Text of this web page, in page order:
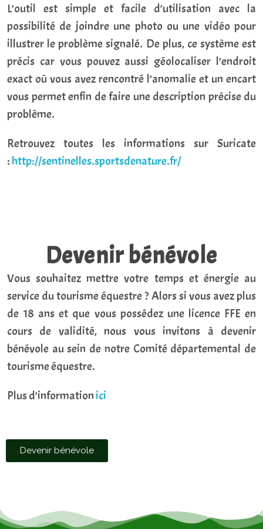
L’outil est simple et facile d’utilisation avec la
possibilité de joindre une photo ou une vidéo pour
illustrer le problème signalé. De plus, ce système est
précis car vous pouvez aussi géolocaliser l’endroit
exact où vous avez rencontré l’anomalie et un encart
vous permet enfin de faire une description précise du
problème.
Retrouvez toutes les informations sur Suricate
: http://sentinelles.sportsdenature.fr/
Devenir bénévole
Vous souhaitez mettre votre temps et énergie au
service du tourisme équestre ? Alors si vous avez plus
de 18 ans et que vous possédez une licence FFE en
cours de validité, nous vous invitons à devenir
bénévole au sein de notre Comité départemental de
tourisme équestre.
Plus d’information ici
Devenir bénévole